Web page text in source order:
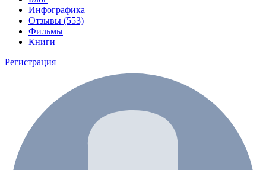
Инфографика
Отзывы (553)
Фильмы
Книги
Регистрация